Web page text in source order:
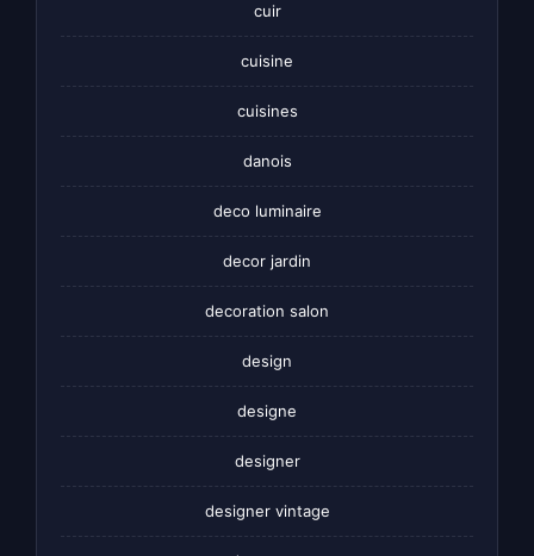
cuir
cuisine
cuisines
danois
deco luminaire
decor jardin
decoration salon
design
designe
designer
designer vintage